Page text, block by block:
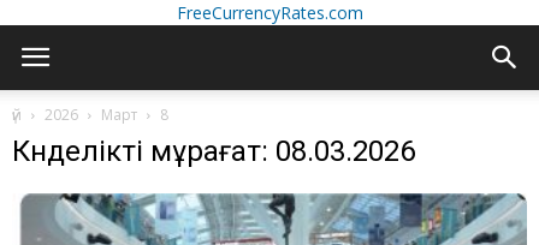
FreeCurrencyRates.com
үй 2026 Март 8
Күнделікті мұрағат: 08.03.2026